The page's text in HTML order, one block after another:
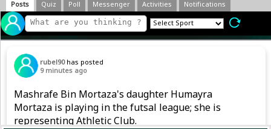
Posts
Quiz Poll Messenger Activities Notifications
rubel90 has posted
9 minutes ago
Mashrafe Bin Mortaza's daughter Humayra
Mortaza is playing in the futsal league; she is
representing Athletic Club.